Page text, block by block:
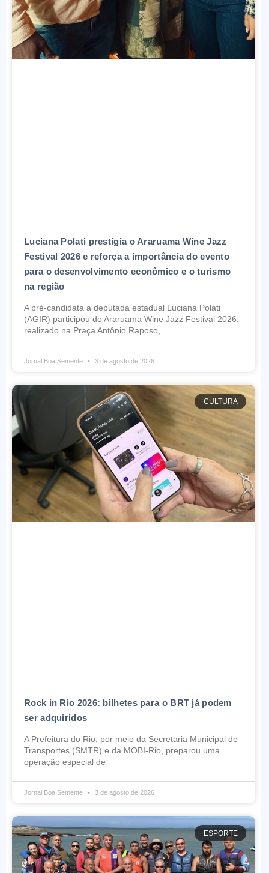
Luciana Polati prestigia o Araruama Wine Jazz
Festival 2026 e reforça a importância do evento
para o desenvolvimento econômico e o turismo
na região
A pré-candidata a deputada estadual Luciana Polati
(AGIR) participou do Araruama Wine Jazz Festival 2026,
realizado na Praça Antônio Raposo,
Jornal Boa Semente 3 de agosto de 2026
CULTURA
Rock in Rio 2026: bilhetes para o BRT já podem
ser adquiridos
A Prefeitura do Rio, por meio da Secretaria Municipal de
Transportes (SMTR) e da MOBI-Rio, preparou uma
operação especial de
Jornal Boa Semente 3 de agosto de 2026
ESPORTE